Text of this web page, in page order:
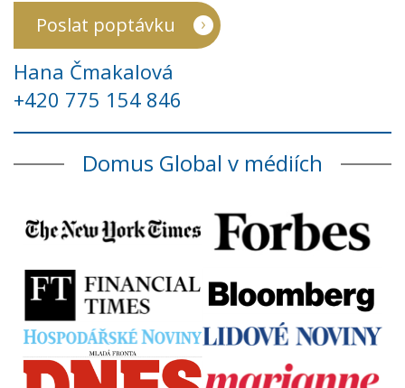
Poslat poptávku
Hana Čmakalová
+420 775 154 846
Domus Global v médiích